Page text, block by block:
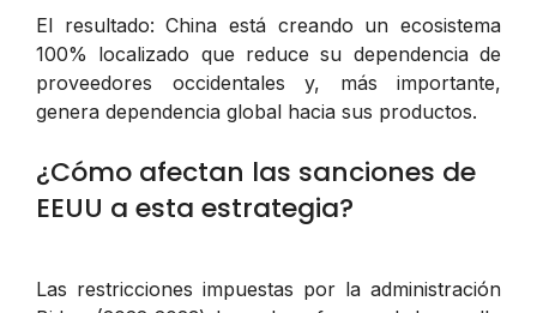
El resultado: China está creando un ecosistema
100% localizado que reduce su dependencia de
proveedores occidentales y, más importante,
genera dependencia global hacia sus productos.
¿Cómo afectan las sanciones de
EEUU a esta estrategia?
Las restricciones impuestas por la administración